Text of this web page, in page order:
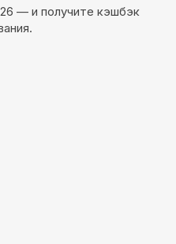
— и получите кэшбэк